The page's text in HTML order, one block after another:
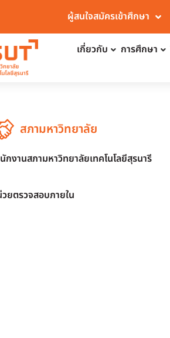
ผู้สนใจสมัครเข้าศึกษา
เกี่ยวกับ การศึกษา
สภามหาวิทยาลัย
กงานสภามหาวิทยาลัยเทคโนโลยีสุรนารี
ยตรวจสอบภายใน